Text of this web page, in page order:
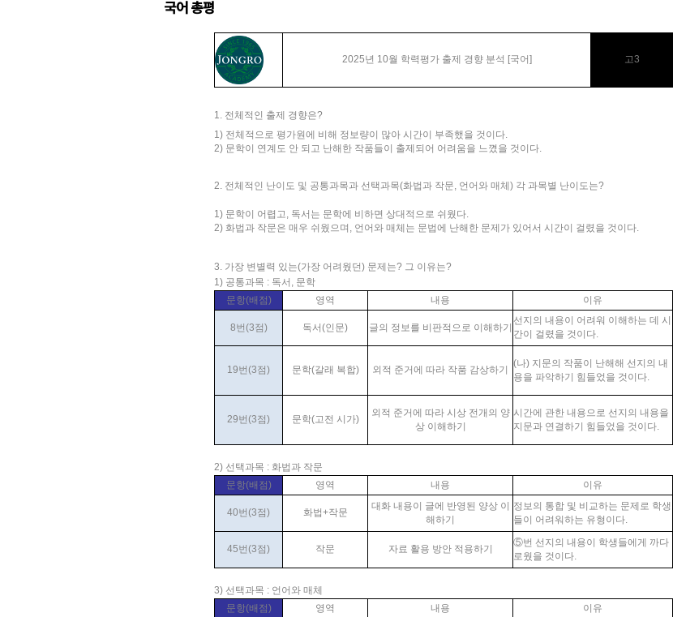
국어 총평
2025년 10월 학력평가 출제 경향 분석 [국어] 고3
1. 전체적인 출제 경향은?
1) 전체적으로 평가원에 비해 정보량이 많아 시간이 부족했을 것이다.
2) 문학이 연계도 안 되고 난해한 작품들이 출제되어 어려움을 느꼈을 것이다.
2. 전체적인 난이도 및 공통과목과 선택과목(화법과 작문, 언어와 매체) 각 과목별 난이도는?
1) 문학이 어렵고, 독서는 문학에 비하면 상대적으로 쉬웠다.
2) 화법과 작문은 매우 쉬웠으며, 언어와 매체는 문법에 난해한 문제가 있어서 시간이 걸렸을 것이다.
3. 가장 변별력 있는(가장 어려웠던) 문제는? 그 이유는?
1) 공통과목 : 독서, 문학
문항(배점)
영역 내용 이유
8번(3점) 독서(인문) 글의 정보를 비판적으로 이해하기
선지의 내용이 어려워 이해하는 데 시
간이 걸렸을 것이다.
19번(3점) 문학(갈래 복합) 외적 준거에 따라 작품 감상하기
(나) 지문의 작품이 난해해 선지의 내
용을 파악하기 힘들었을 것이다.
29번(3점) 문학(고전 시가)
외적 준거에 따라 시상 전개의 양
상 이해하기
시간에 관한 내용으로 선지의 내용을
지문과 연결하기 힘들었을 것이다.
2) 선택과목 : 화법과 작문
문항(배점)
영역 내용 이유
40번(3점) 화법+작문
대화 내용이 글에 반영된 양상 이
해하기
정보의 통합 및 비교하는 문제로 학생
들이 어려워하는 유형이다.
45번(3점) 작문 자료 활용 방안 적용하기
⑤번 선지의 내용이 학생들에게 까다
로웠을 것이다.
3) 선택과목 : 언어와 매체
문항(배점)
영역 내용 이유